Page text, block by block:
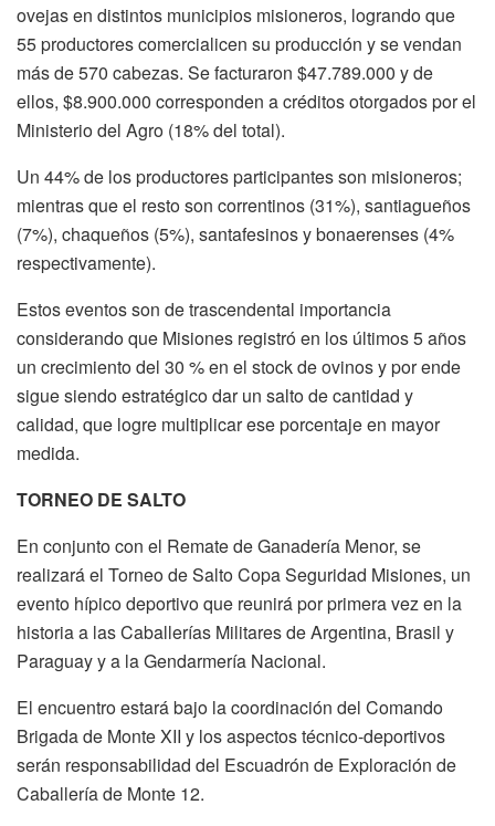
ovejas en distintos municipios misioneros, logrando que
55 productores comercialicen su producción y se vendan
más de 570 cabezas. Se facturaron $47.789.000 y de
ellos, $8.900.000 corresponden a créditos otorgados por el
Ministerio del Agro (18% del total).
Un 44% de los productores participantes son misioneros;
mientras que el resto son correntinos (31%), santiagueños
(7%), chaqueños (5%), santafesinos y bonaerenses (4%
respectivamente).
Estos eventos son de trascendental importancia
considerando que Misiones registró en los últimos 5 años
un crecimiento del 30 % en el stock de ovinos y por ende
sigue siendo estratégico dar un salto de cantidad y
calidad, que logre multiplicar ese porcentaje en mayor
medida.
TORNEO DE SALTO
En conjunto con el Remate de Ganadería Menor, se
realizará el Torneo de Salto Copa Seguridad Misiones, un
evento hípico deportivo que reunirá por primera vez en la
historia a las Caballerías Militares de Argentina, Brasil y
Paraguay y a la Gendarmería Nacional.
El encuentro estará bajo la coordinación del Comando
Brigada de Monte XII y los aspectos técnico-deportivos
serán responsabilidad del Escuadrón de Exploración de
Caballería de Monte 12.